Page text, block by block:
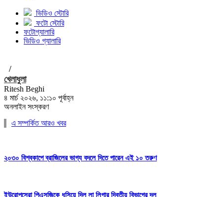
ভিডিও স্টোরি
ফটো স্টোরি
ফটোগ্যালারি
ভিডিও গ্যালারি
/
খেলাধুলা
Ritesh Beghi
৪ মার্চ ২০২৬, ১১:১০ পূর্বাহ্ন
অনলাইন সংস্করণ
এ সম্পর্কিত আরও খবর
২০৩০ বিশ্বকাপে ব্রাজিলের ভাগ্য বদলে দিতে পারেন এই ১০ তরুণ
ইউরোপসেরা পিএসজিকে ধসিয়ে দিল লা লিগার দ্বিতীয় বিভাগের দল